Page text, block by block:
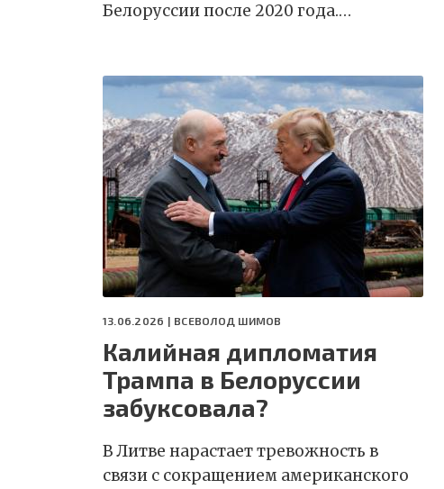
Белоруссии после 2020 года.…
13.06.2026 | ВСЕВОЛОД ШИМОВ
Калийная дипломатия
Трампа в Белоруссии
забуксовала?
В Литве нарастает тревожность в
связи с сокращением американского